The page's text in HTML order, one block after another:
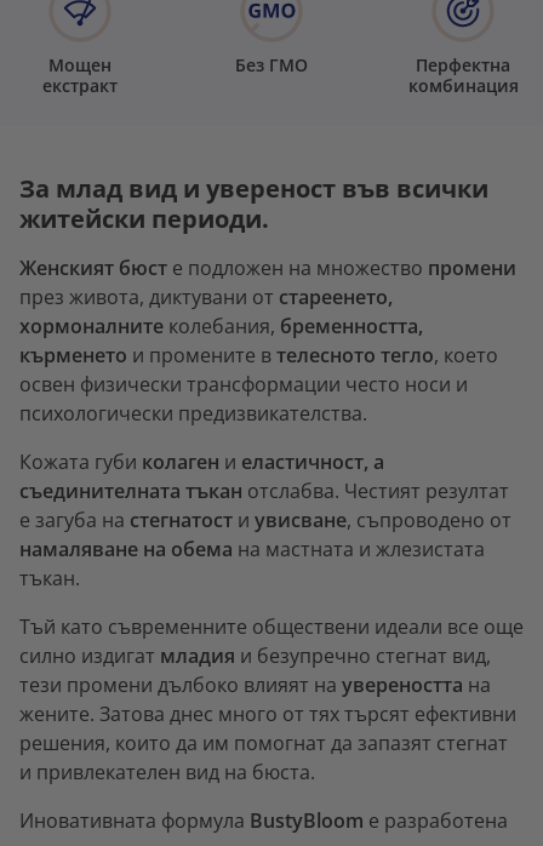
Мощен
екстракт
Без ГМО
Перфектна
комбинация
За млад вид и увереност във всички
житейски периоди.
Женският бюст е подложен на множество промени
през живота, диктувани от стареенето,
хормоналните колебания, бременността,
кърменето и промените втелесното тегло, което
освен физически трансформации често носи и
психологически предизвикателства.
Кожата губи колаген и еластичност, а
съединителната тъкан отслабва. Честият резултат
е загуба на стегнатост и увисване, съпроводено от
намаляване на обема на мастната и жлезистата
тъкан.
Тъй като съвременните обществени идеали все още
силно издигат младия и безупречно стегнат вид,
тези промени дълбоко влияят на увереността на
жените. Затова днес много от тях търсят ефективни
решения, които да им помогнат да запазят стегнат
и привлекателен вид на бюста.
Иновативната формула BustyBloom е разработена